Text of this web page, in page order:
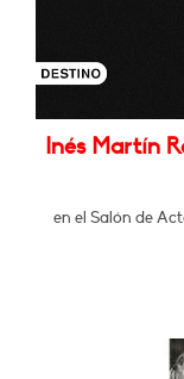
Inés Martín
en el Salón de